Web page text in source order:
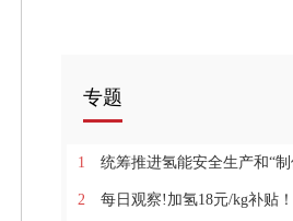
专题
1 统筹推进氢能安全生产和“制储输用”全链条发展 《四川省
2 每日观察!加氢18元/kg补贴！《佛山市南海区促进加氢站建设运营及氢能源车辆运行